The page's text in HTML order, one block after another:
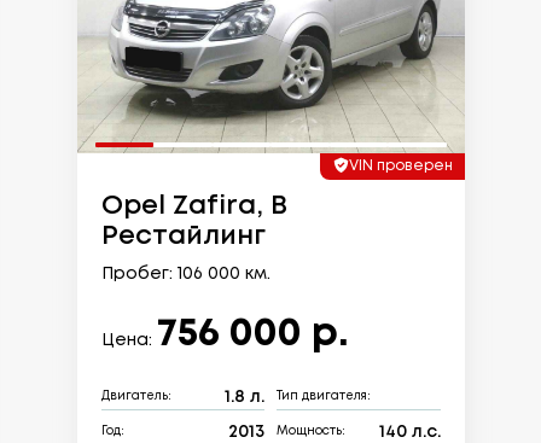
VIN проверен
Opel Zafira, B
Рестайлинг
Пробег: 106 000 км.
Цена: 756 000 р.
Двигатель: 1.8 л. Тип двигателя:
Год: 2013 Мощность: 140 л.с.